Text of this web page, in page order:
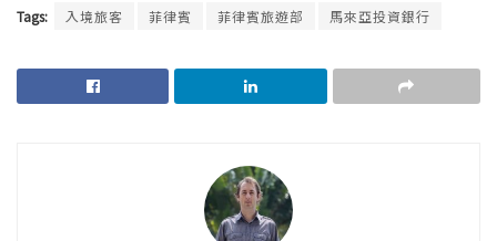
Tags: 入境旅客 菲律賓 菲律賓旅遊部 馬來亞投資銀行